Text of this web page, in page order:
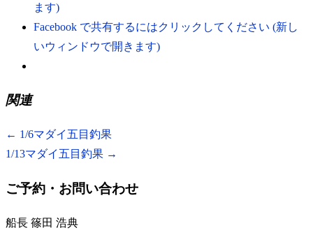
ます)
Facebook で共有するにはクリックしてください (新し
いウィンドウで開きます)
関連
← 1/6マダイ五目釣果
1/13マダイ五目釣果 →
ご予約・お問い合わせ
船長 篠田 浩典